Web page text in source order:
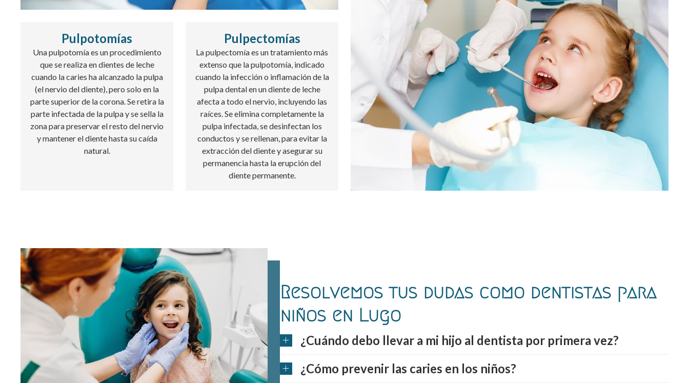
Pulpotomías
Una pulpotomía es un procedimiento
que se realiza en dientes de leche
cuando la caries ha alcanzado la pulpa
(el nervio del diente), pero solo en la
parte superior de la corona. Se retira la
parte infectada de la pulpa y se sella la
zona para preservar el resto del nervio
y mantener el diente hasta su caída
natural.
Pulpectomías
La pulpectomía es un tratamiento más
extenso que la pulpotomía, indicado
cuando la infección o inflamación de la
pulpa dental en un diente de leche
afecta a todo el nervio, incluyendo las
raíces. Se elimina completamente la
pulpa infectada, se desinfectan los
conductos y se rellenan, para evitar la
extracción del diente y asegurar su
permanencia hasta la erupción del
diente permanente.
Resolvemos tus dudas como dentistas para
niños en Lugo
¿Cuándo debo llevar a mi hijo al dentista por primera vez?
¿Cómo prevenir las caries en los niños?